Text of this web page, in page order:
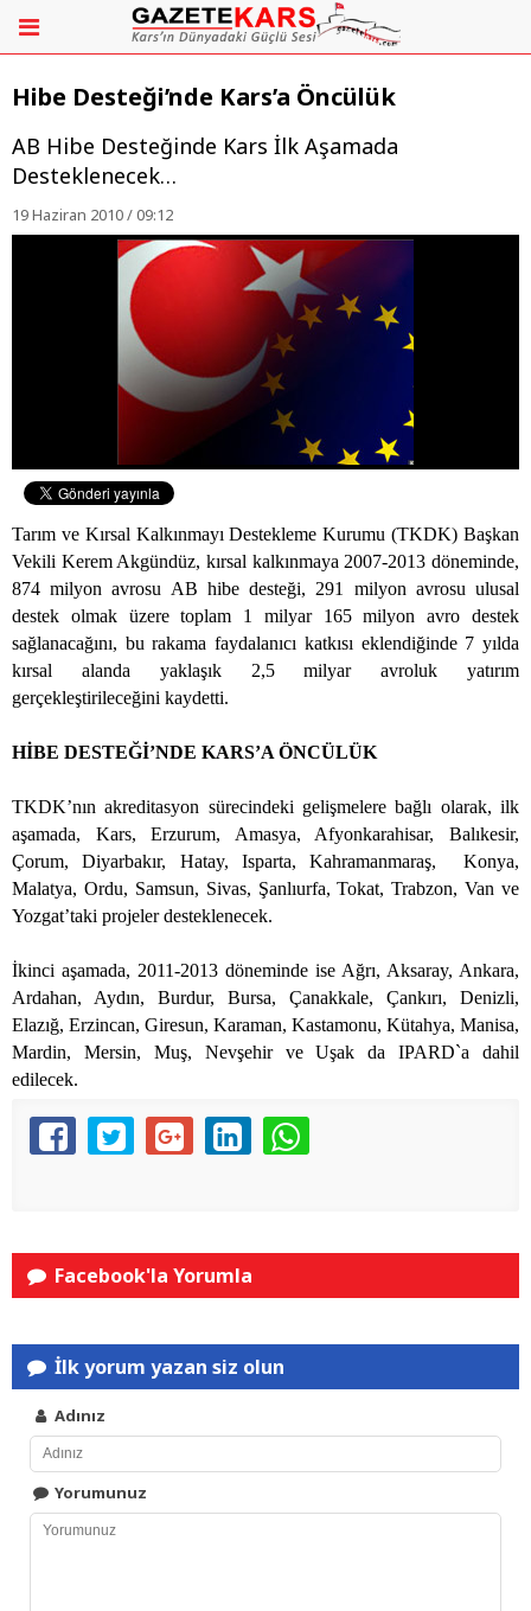
Hibe Desteği’nde Kars’a Öncülük
AB Hibe Desteğinde Kars İlk Aşamada
Desteklenecek…
19 Haziran 2010 / 09:12
Tarım ve Kırsal Kalkınmayı Destekleme Kurumu (TKDK) Başkan
Vekili Kerem Akgündüz, kırsal kalkınmaya 2007-2013 döneminde,
874 milyon avrosu AB hibe desteği, 291 milyon avrosu ulusal
destek olmak üzere toplam 1 milyar 165 milyon avro destek
sağlanacağını, bu rakama faydalanıcı katkısı eklendiğinde 7 yılda
kırsal alanda yaklaşık 2,5 milyar avroluk yatırım
gerçekleştirileceğini kaydetti.
HİBE DESTEĞİ’NDE KARS’A ÖNCÜLÜK
TKDK’nın akreditasyon sürecindeki gelişmelere bağlı olarak, ilk
aşamada, Kars, Erzurum, Amasya, Afyonkarahisar, Balıkesir,
Çorum, Diyarbakır, Hatay, Isparta, Kahramanmaraş,
Konya,
Malatya, Ordu, Samsun, Sivas, Şanlıurfa, Tokat, Trabzon, Van ve
Yozgat’taki projeler desteklenecek.
İkinci aşamada, 2011-2013 döneminde ise Ağrı, Aksaray, Ankara,
Ardahan, Aydın, Burdur, Bursa, Çanakkale, Çankırı, Denizli,
Elazığ, Erzincan, Giresun, Karaman, Kastamonu, Kütahya, Manisa,
Mardin, Mersin, Muş, Nevşehir ve Uşak da IPARD`a dahil
edilecek.
Facebook'la Yorumla
İlk yorum yazan siz olun
Adınız
Yorumunuz